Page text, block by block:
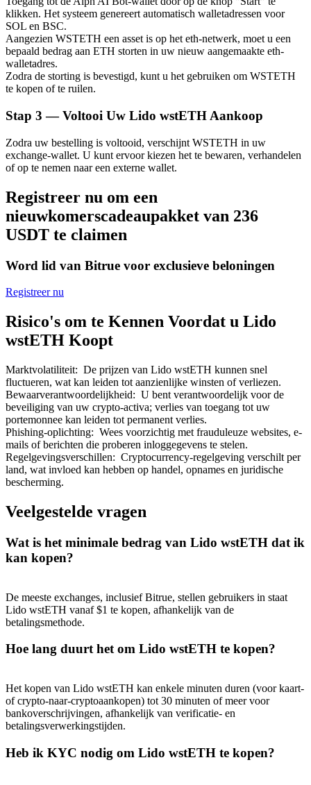
Bitrue-partners
Bitrue Affiliates
Doorverwijzing
Nodig een vriend uit om contante beloningen te ontvangen
Deposit CASHCAT & Win
Deposit CASHCAT & Win
Share 500000 CASHCAT prize pool
Exclusive for BitMart Users
Register & Trade to Win 500,000 USDT
klikken. Het systeem genereert automatisch walletadressen voor
SOL en BSC.
Aangezien WSTETH een asset is op het eth-netwerk, moet u een
bepaald bedrag aan ETH storten in uw nieuw aangemaakte eth-
walletadres.
Zodra de storting is bevestigd, kunt u het gebruiken om WSTETH
te kopen of te ruilen.
Stap 3 —Voltooi Uw Lido wstETH Aankoop
Zodra uw bestelling is voltooid, verschijnt WSTETH in uw
exchange-wallet. U kunt ervoor kiezen het te bewaren, verhandelen
of op te nemen naar een externe wallet.
Registreer nu om een
nieuwkomerscadeaupakket van 236
USDT te claimen
Word lid van Bitrue voor exclusieve beloningen
Registreer nu
Risico's om te Kennen Voordat u Lido
wstETH Koopt
Marktvolatiliteit: De prijzen van Lido wstETH kunnen snel
fluctueren, wat kan leiden tot aanzienlijke winsten of verliezen.
Bewaarverantwoordelijkheid: U bent verantwoordelijk voor de
beveiliging van uw crypto-activa; verlies van toegang tot uw
portemonnee kan leiden tot permanent verlies.
Phishing-oplichting: Wees voorzichtig met frauduleuze websites, e-
mails of berichten die proberen inloggegevens te stelen.
Regelgevingsverschillen: Cryptocurrency-regelgeving verschilt per
land, wat invloed kan hebben op handel, opnames en juridische
bescherming.
Veelgestelde vragen
Wat is het minimale bedrag van Lido wstETH dat ik
kan kopen?
De meeste exchanges, inclusief Bitrue, stellen gebruikers in staat
Lido wstETH vanaf $1 te kopen, afhankelijk van de
betalingsmethode.
Hoe lang duurt het om Lido wstETH te kopen?
Het kopen van Lido wstETH kan enkele minuten duren (voor kaart-
of crypto-naar-cryptoaankopen) tot 30 minuten of meer voor
bankoverschrijvingen, afhankelijk van verificatie- en
betalingsverwerkingstijden.
Heb ik KYC nodig om Lido wstETH te kopen?